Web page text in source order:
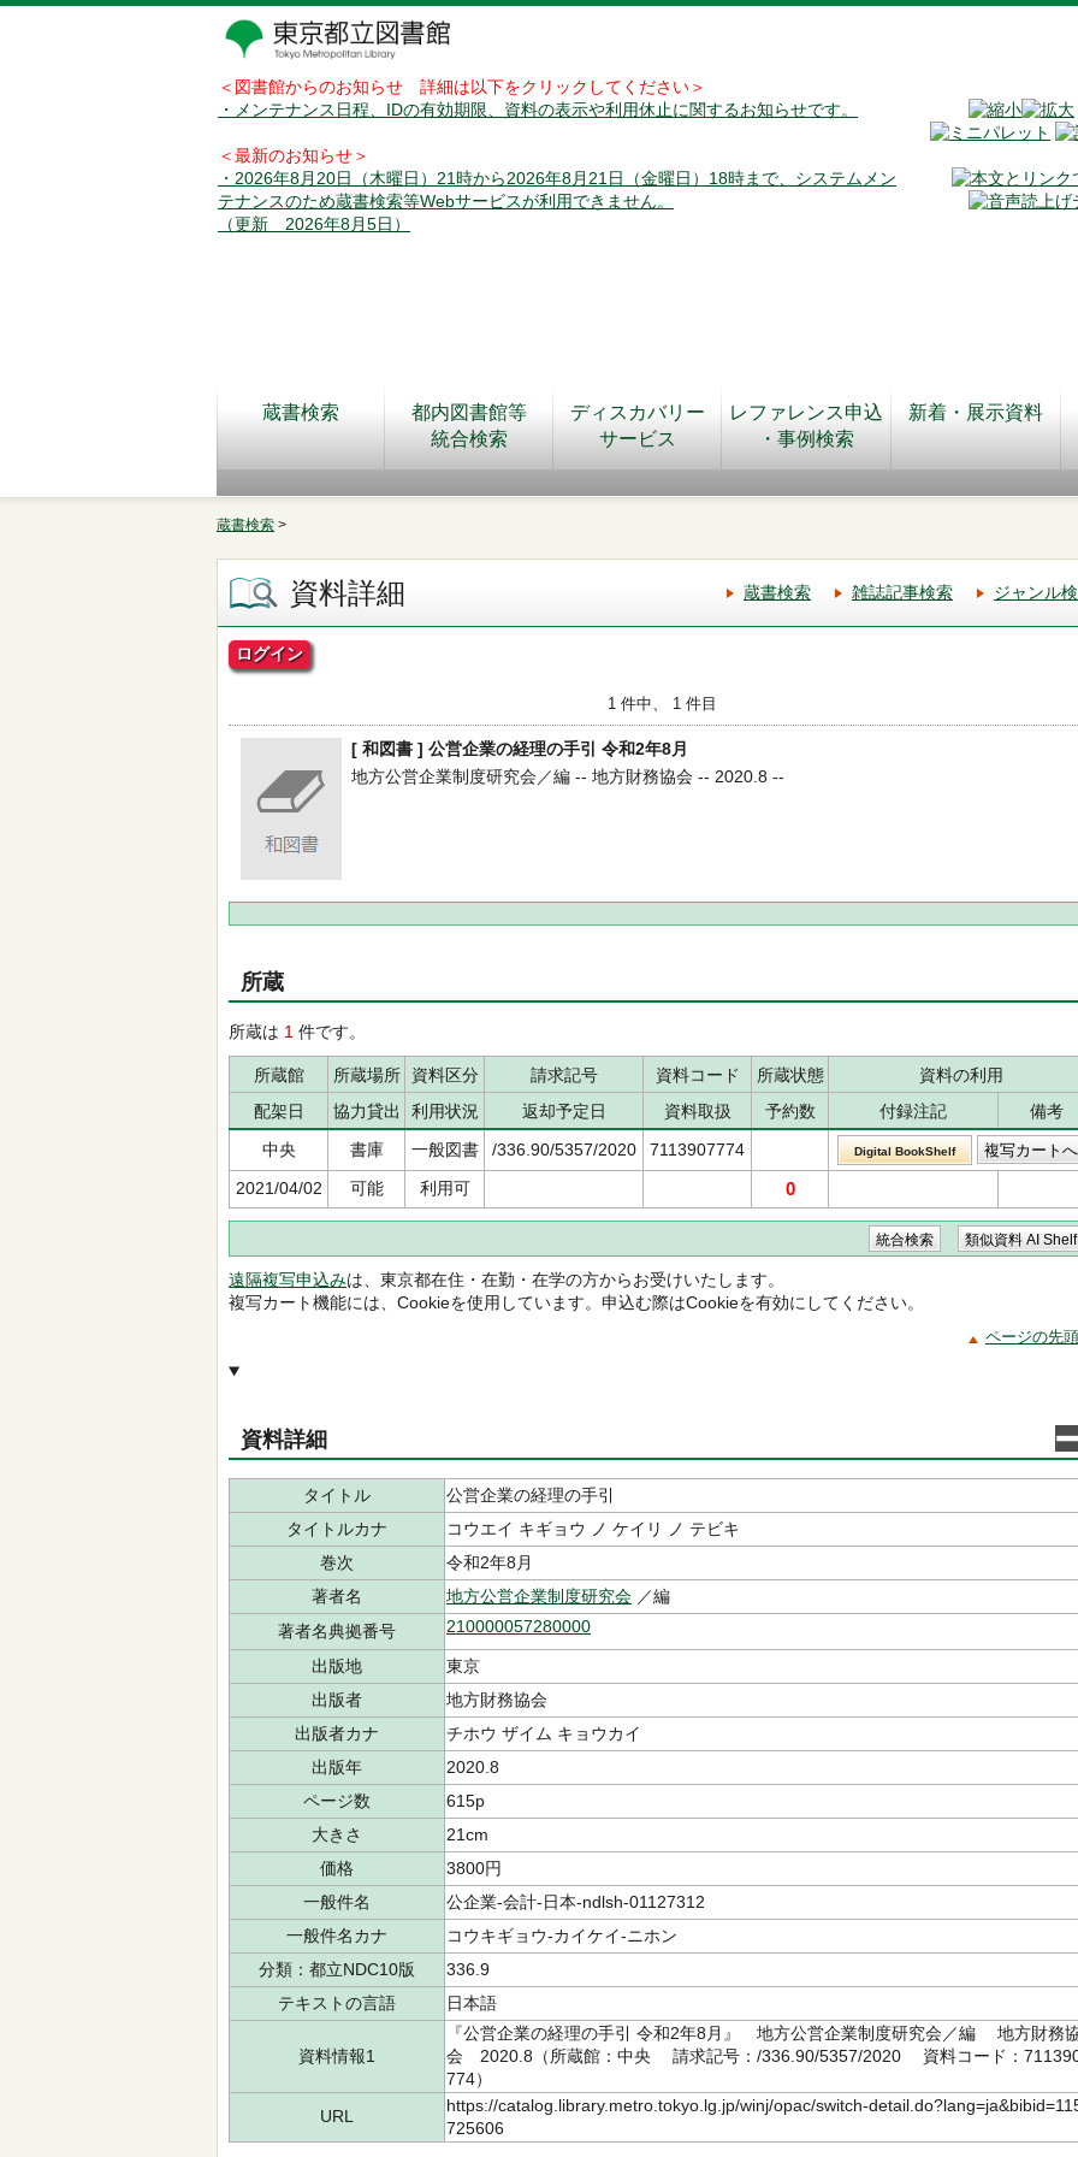
＜図書館からのお知らせ 詳細は以下をクリックしてください＞
・メンテナンス日程、IDの有効期限、資料の表示や利用休止に関するお知らせです。
＜最新のお知らせ＞
・2026年8月20日（木曜日）21時から2026年8月21日（金曜日）18時まで、システムメン
テナンスのため蔵書検索等Webサービスが利用できません。
（更新 2026年8月5日）
蔵書検索
都内図書館等
統合検索
ディスカバリー
サービス
レファレンス申込
・事例検索
新着・展示資料
蔵書検索 >
資料詳細 蔵書検索 雑誌記事検索 ジャンル
ログイン
1 件中、 1 件目
[ 和図書 ] 公営企業の経理の手引 令和2年8月
地方公営企業制度研究会／編 -- 地方財務協会 -- 2020.8 --
所蔵
所蔵は 1 件です。
所蔵館 所蔵場所 資料区分 請求記号 資料コード 所蔵状態
資料の利用
配架日
協力貸出 利用状況 返却予定日 資料取扱 予約数 付録注記
備考
中央
書庫 一般図書 /336.90/5357/2020 7113907774 Digital BookShelf
2021/04/02 可能 利用可 0
遠隔複写申込みは、東京都在住・在勤・在学の方からお受けいたします。
複写カート機能には、Cookieを使用しています。申込む際はCookieを有効にしてください。
ページの先
資料詳細
タイトル
公営企業の経理の手引
タイトルカナ
コウエイ キギョウ ノ ケイリ ノ テビキ
巻次
令和2年8月
著者名
地方公営企業制度研究会 ／編
著者名典拠番号
210000057280000
出版地
東京
出版者
地方財務協会
出版者カナ
チホウ ザイム キョウカイ
出版年
2020.8
ページ数
615p
大きさ
21cm
価格
3800円
一般件名
公企業-会計-日本-ndlsh-01127312
一般件名カナ
コウキギョウ-カイケイ-ニホン
分類：都立NDC10版
336.9
テキストの言語
日本語
資料情報1
『公営企業の経理の手引 令和2年8月』 地方公営企業制度研究会／編 地方財務
会 2020.8（所蔵館：中央 請求記号：/336.90/5357/2020 資料コード：
774）
URL
https://catalog.library.metro.tokyo.lg.jp/winj/opac/switch-
725606